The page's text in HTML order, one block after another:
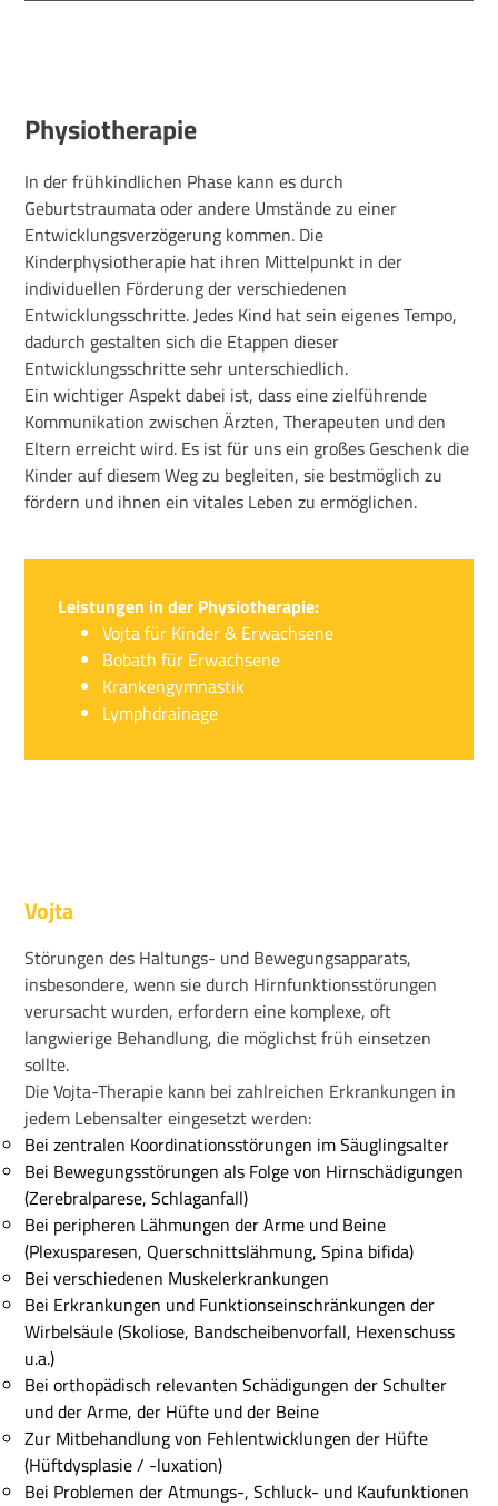
Physiotherapie
In der frühkindlichen Phase kann es durch
Geburtstraumata oder andere Umstände zu einer
Entwicklungsverzögerung kommen. Die
Kinderphysiotherapie hat ihren Mittelpunkt in der
individuellen Förderung der verschiedenen
Entwicklungsschritte. Jedes Kind hat sein eigenes Tempo,
dadurch gestalten sich die Etappen dieser
Entwicklungsschritte sehr unterschiedlich.
Ein wichtiger Aspekt dabei ist, dass eine zielführende
Kommunikation zwischen Ärzten, Therapeuten und den
Eltern erreicht wird. Es ist für uns ein großes Geschenk die
Kinder auf diesem Weg zu begleiten, sie bestmöglich zu
fördern und ihnen ein vitales Leben zu ermöglichen.
Leistungen in der Physiotherapie:
Vojta für Kinder & Erwachsene
Bobath für Erwachsene
Krankengymnastik
Lymphdrainage
Vojta
Störungen des Haltungs- und Bewegungsapparats,
insbesondere, wenn sie durch Hirnfunktionsstörungen
verursacht wurden, erfordern eine komplexe, oft
langwierige Behandlung, die möglichst früh einsetzen
sollte.
Die Vojta-Therapie kann bei zahlreichen Erkrankungen in
jedem Lebensalter eingesetzt werden:
Bei zentralen Koordinationsstörungen im Säuglingsalter
Bei Bewegungsstörungen als Folge von Hirnschädigungen
(Zerebralparese, Schlaganfall)
Bei peripheren Lähmungen der Arme und Beine
(Plexusparesen, Querschnittslähmung, Spina bifida)
Bei verschiedenen Muskelerkrankungen
Bei Erkrankungen und Funktionseinschränkungen der
Wirbelsäule (Skoliose, Bandscheibenvorfall, Hexenschuss
u.a.)
Bei orthopädisch relevanten Schädigungen der Schulter
und der Arme, der Hüfte und der Beine
Zur Mitbehandlung von Fehlentwicklungen der Hüfte
(Hüftdysplasie / -luxation)
Bei Problemen der Atmungs-, Schluck- und Kaufunktionen